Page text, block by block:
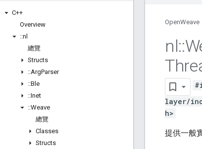
C++
Overview
::nl
總覽
Structs
::ArgParser
::Ble
::Inet
::Weave
總覽
Classes
Structs
OpenWeave
nl::
layer/
h>
提供一般